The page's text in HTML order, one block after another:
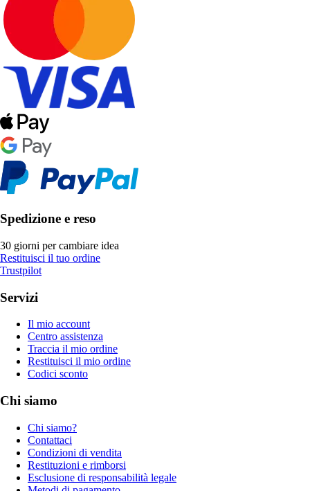
Spedizione e reso
30 giorni per cambiare idea
Restituisci il tuo ordine
Trustpilot
Servizi
Il mio account
Centro assistenza
Traccia il mio ordine
Restituisci il mio ordine
Codici sconto
Chi siamo
Chi siamo?
Contattaci
Condizioni di vendita
Restituzioni e rimborsi
Esclusione di responsabilità legale